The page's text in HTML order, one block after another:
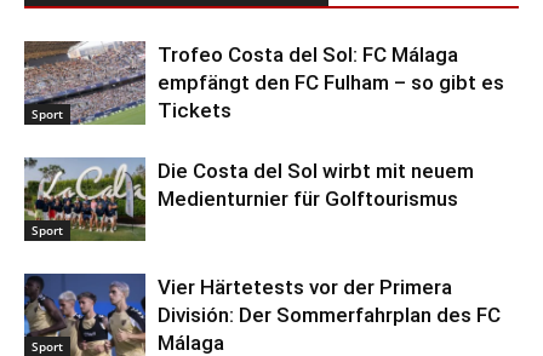
Sport
Trofeo Costa del Sol: FC Málaga
empfängt den FC Fulham – so gibt es
Tickets
Sport
Die Costa del Sol wirbt mit neuem
Medienturnier für Golftourismus
Sport
Vier Härtetests vor der Primera
División: Der Sommerfahrplan des FC
Málaga